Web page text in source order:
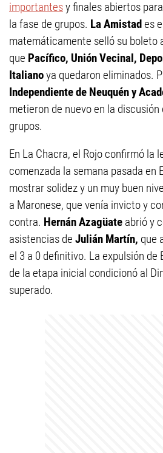
importantesy finales abiertos
la fase de grupos. La Amistades
matemáticamente selló su boleto
que Pacífico, Unión Vecinal,
Italianoya quedaron eliminados.
Independiente de Neuquén y
metieron de nuevo en la
grupos.
En La Chacra, el Rojo confirmó la
comenzada la semana pasada en
mostrar solidez y un muy buen
a Maronese, que venía invicto y
contra. Hernán Azagüate abrió y
asistencias de Julián Martín, que
el 3 a 0 definitivo. La expulsión de
de la etapa inicial condicionó al
superado.